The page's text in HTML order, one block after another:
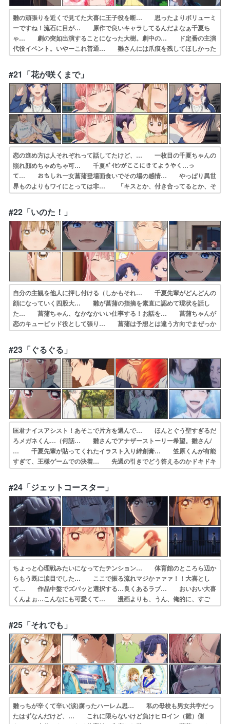
雛の頑張りを近くで見てた大喜に王子役を断… 思ったよりボリューミ
ーですね！流石に目が… 原作で良いキャラしてるんだよなぁ千夏ち
ゃ… 劇の突如出演することになった大樹。劇中の… ド定番の主演
代役イベント。いやーこれ普通… 雛さんには爪痕を残してほしかった
な大喜く… 王子役が大喜だと知った先輩2人の反応好き… 残念な
がら届いてないな。まぁあの勢いでし… 珍しく雛ちゃんの台詞なタイ
トル。くす玉、… 曖昧な友人と恋人の線引き、紙吹雪とおめで…
#21「花が咲くまで」
恋の進め方は人それぞれって話してたけど、… 一枚目の千夏ちゃんの
照れ顔めちゃめちゃ可… 千夏ﾊﾟｲｾﾝがここにきてようやく…っ
て… おもしれー女菖蒲登場面食いでその場の感情… やっぱり異世
界ものよりもワイにとっては非… 「キスとか、付き合ってるとか、そ
ういう噂… 花恋の妹の菖蒲かわいい。あと雛のレオター… 大樹と
雛の噂が学校の話題になる中、一人だ… 千夏先輩の『うん、いるよ。
気になる人』と… 「カリーみたいじゃなかった？どこぞのステ…
#22「いのた！」
自分の主観を他人に押し付ける（しかもそれ… 千夏先輩がどんどんの
顔になっていく四股大… 雛が菖蒲の指摘を素直に認めて現状を話し
た… 菖蒲ちゃん、なかなかいい仕事する！お話を… 菖蒲ちゃんが
恋のキューピッド役として張り… 菖蒲は予想とは違う方向でまぜっか
えしに来… 今回仕上がりいいなと思ったらWITの制作… 合同合宿
楽しそうだなこんな合宿したかった… 勘違いもするけど意外と鋭い菖
蒲意外と考え… ついに始まった合同合宿…。帰国子女の松岡…
#23「ぐるぐる」
匡君ナイスアシスト！あそこで片方を選んで… ほんとぐう聖すぎるだ
ろメガネくん…（何話… 雛さんでアナザーストーリー希望。雛さん/
… 千夏先輩が貼ってくれたイラスト入り絆創膏… 笠原くんが有能
すぎて、王様ゲームでの決着… 先週の引きでどう答えるのかドキドキ
させて… Fight!!可愛い笑絆創膏がポケットか… 王様ゲームの行く
末は意外だけど納得の終わ… 自販機のある通路を反対側から見たとき
部屋… 千夏に裾掴みされたいカットバン貼ってくれ…
#24「ジェットコースター」
ちょっと心理戦みたいになってたテンション… 体育館のところら辺か
らもう既に涙目でした… ここで振る流れマジかァァァ！！大喜とし
て… 作品中盤でズバッと選択する…良くあるラブ… おいおい大喜
くんよぉ…こんなにも可愛くて… 漫画よりも、うん、俺的に、すご
く、良い、… 雛ちゃん私片想いしてんだっけ？？てくらい… 恋は
ジェットコースター体操完璧人間である… さすがに涙腺崩壊しました
感情移入しながら… 雛の恋愛感情のジェットコースター。こんな…
#25「それでも」
雛っちが辛くて辛い(涙)腐ったハーレム思… 私の母校も男女共学だっ
たはずなんだけど、… これに限らないけど負けヒロイン（雛）側